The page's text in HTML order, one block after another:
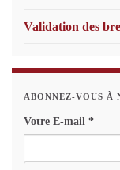
Validation des
ABONNEZ-VOUS À
Votre E-mail *